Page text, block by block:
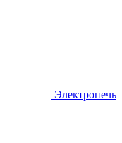
Электропечь